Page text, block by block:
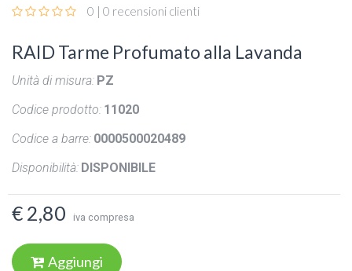
0 | 0 recensioni clienti
RAID Tarme Profumato alla Lavanda
Unità di misura: PZ
Codice prodotto: 11020
Codice a barre: 0000500020489
Disponibilità: DISPONIBILE
€ 2,80 iva compresa
Aggiungi